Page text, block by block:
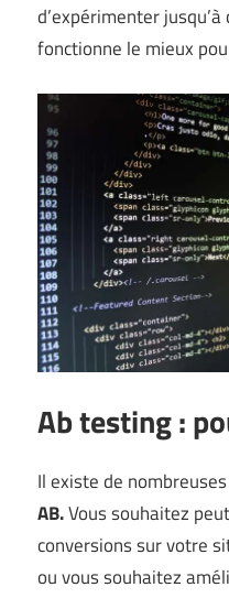
d’expérimenter
fonctionne le mieux
Ab testing :
Il existe de
AB.Vous souhaitez
conversions sur votre
ou vous souhaitez